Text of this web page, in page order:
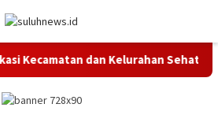
dan Kelurahan Sehat